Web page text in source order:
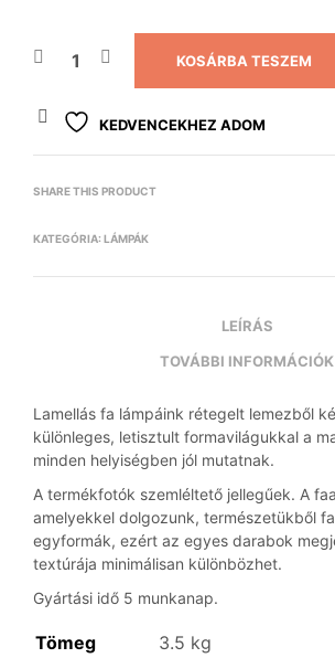
KOSÁRBA TESZEM
KEDVENCEKHEZ ADOM
SHARE THIS PRODUCT
KATEGÓRIA: LÁMPÁK
LEÍRÁS
TOVÁBBI INFORMÁCIÓK
Lamellás fa lámpáink rétegelt lemezből
különleges, letisztult formavilágukkal a
minden helyiségben jól mutatnak.
A termékfotók szemléltető jellegűek. A
amelyekkel dolgozunk, természetükből
egyformák, ezért az egyes darabok
textúrája minimálisan különbözhet.
Gyártási idő 5 munkanap.
Tömeg 3.5 kg